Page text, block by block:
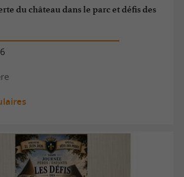
du château dans le parc et défis des